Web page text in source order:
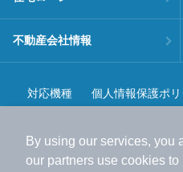
By using our services, you
our partners use cookies to
より使い
アプリで物
不動産会社情報
対応機種 個人情報保護ポ